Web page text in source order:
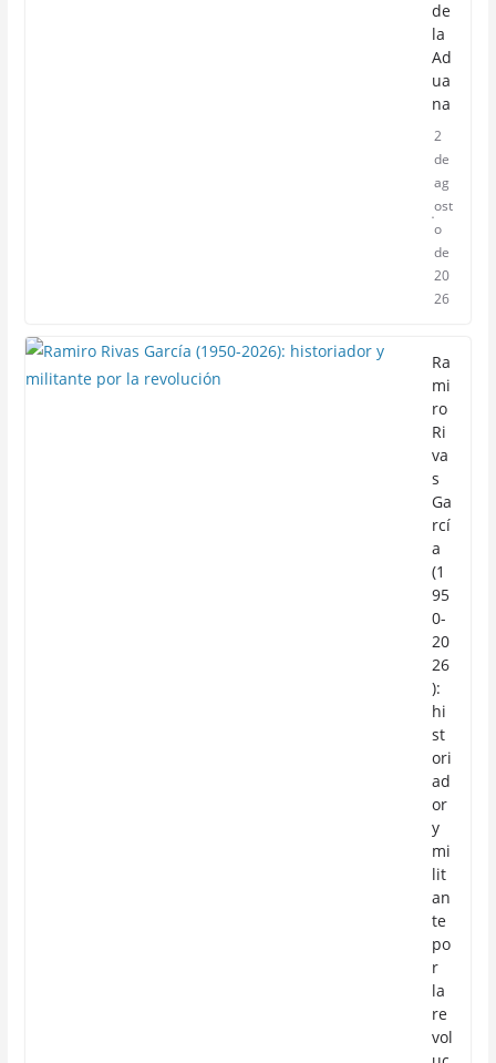
de
la
Ad
ua
na
2
de
ag
ost
o
de
20
26
Ra
mi
ro
Ri
va
s
Ga
rcí
a
(1
95
0-
20
26
):
hi
st
ori
ad
or
y
mi
lit
an
te
po
r
la
re
vol